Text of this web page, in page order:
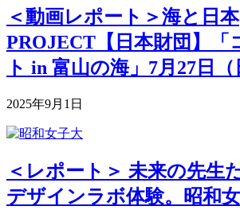
＜動画レポート＞海と日本
PROJECT【日本財団】「
ト in 富山の海」7月27日（
2025年9月1日
＜レポート＞ 未来の先生
デザインラボ体験。昭和